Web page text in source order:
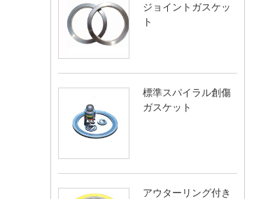
ジョイントガスケッ
ト
標準スパイラ​​ル創傷
ガスケット
アウターリング付き